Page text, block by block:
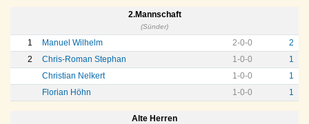
2.Mannschaft
(Sünder)
1 Manuel Wilhelm 2-0-0
2
2
Chris-Roman Stephan 1-0-0
1
Christian Nelkert
1-0-0
1
Florian Höhn
1-0-0 1
Alte Herren